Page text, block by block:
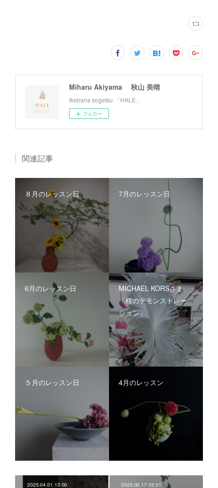
Miharu Akiyama 秋山 美晴
Ikebana sogetsu 「HALE」
フォロー
関連記事
８月のレッスン日 7月のレッスン日
6月のレッスン日
MICHAEL KORSさま
「桜のデモンストレー
ション」
５月のレッスン日 4月のレッスン
2025.04.01 13:00 2025.02.17 02:01